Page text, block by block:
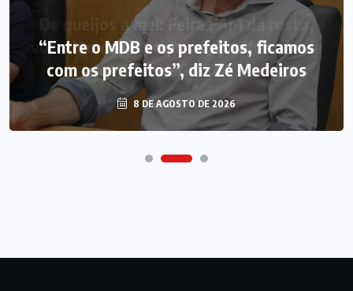
“Entre o MDB e os prefeitos, ficamos
com os prefeitos”, diz Zé Medeiros
8 DE AGOSTO DE 2026